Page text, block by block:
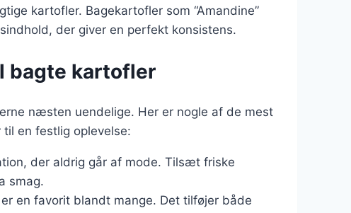
kartofler. Bagekartofler som “Amandine”
der giver en perfekt konsistens.
bagte kartofler
næsten uendelige. Her er nogle af de mest
en festlig oplevelse:
der aldrig går af mode. Tilsæt friske
smag.
en favorit blandt mange. Det tilføjer både